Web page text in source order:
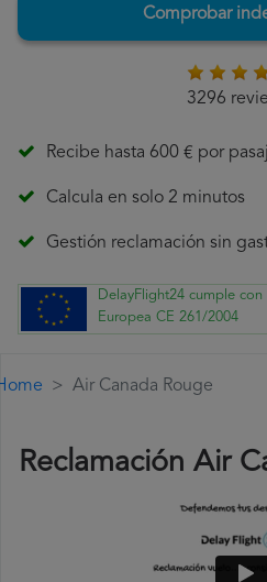
Comprobar
3296
Recibe hasta 600 € por
Calcula en solo 2 minutos
Gestión reclamación sin
DelayFlight24 cumple con
Europea CE 261/2004
Air Canada Rouge
Reclamación Air